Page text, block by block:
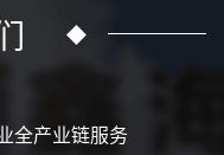
全产业链服务